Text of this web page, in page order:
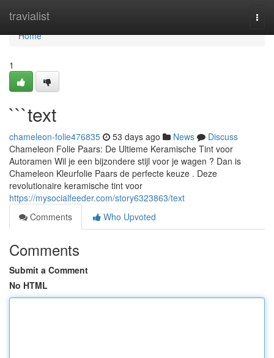
travialist
Home
Home
1
```text
chameleon-folie476835 53 days ago News
Discuss
Chameleon Folie Paars: De Ultieme Keramische Tint voor
Autoramen Wil je een bijzondere stijl voor je wagen ? Dan is
Chameleon Kleurfolie Paars de perfecte keuze . Deze
revolutionaire keramische tint voor
https://mysocialfeeder.com/story6323863/text
Comments
Who Upvoted
Comments
Submit a Comment
No HTML